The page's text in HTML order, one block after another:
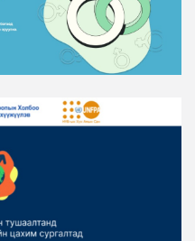
БАЙДЛЫГ ХАНГАХ ҮЙЛ
САРЫН ХУВААРЬТАЙ
2026-02-16
ЯАМАНД АЖИЛЛАВ
ХОРООНЫ АЖЛЫН АЛБАНЫ
ХАМГААЛАХ ЯАМАНД